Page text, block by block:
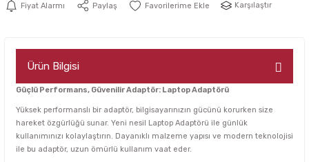
Fiyat Alarmı Paylaş Karşılaştır
Ürün Bilgisi
Güçlü Performans, Güvenilir Adaptör: Laptop Adaptörü
Yüksek performanslı bir adaptör, bilgisayarınızın gücünü korurken size
hareket özgürlüğü sunar. Yeni nesil Laptop Adaptörü ile günlük
kullanımınızı kolaylaştırın. Dayanıklı malzeme yapısı ve modern teknolojisi
ile bu adaptör, uzun ömürlü kullanım vaat eder.